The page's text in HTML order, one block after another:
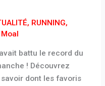
, RUNNING,
battu le record du
! Découvrez
dont les favoris